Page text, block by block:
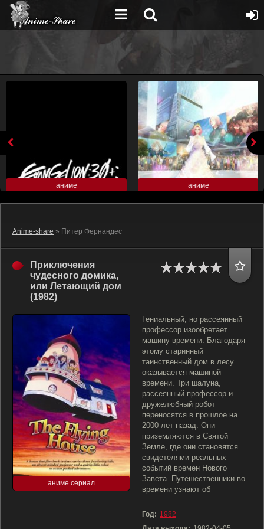
аниме аниме
Anime-share » Питер Фернандес
Приключения
чудесного домика,
или Летающий дом
(1982)
аниме сериал
Гениальный, но рассеянный
профессор изообретает
машину времени. Благодаря
этому старинный
таинственный дом в лесу
оказывается машиной
времени. Три шалуна,
рассеянный профессор и
дружелюбный робот
переносятся в прошлое на
2000 лет назад. Они
приземляются в Святой
Земле, где они становятся
свидетелями реальных
событий времен Нового
Завета. Путешественники во
времени узнают об
Год: 1982